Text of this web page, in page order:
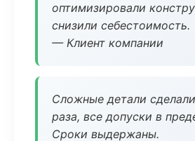
оптимизировали
снизили себестоимость.
— Клиент компании
Сложные детали
раза, все допуски в
Сроки выдержаны.